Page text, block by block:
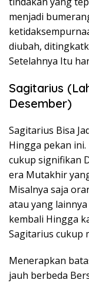
menjadi
diubah,
Setelahnya Itu
Sagitarius
Desember)
Sagitarius Bisa
Hingga pekan
cukup signifikan
era Mutakhir
Misalnya saja
atau yang
kembali Hingga
Sagitarius cukup
Menerapkan
jauh berbeda